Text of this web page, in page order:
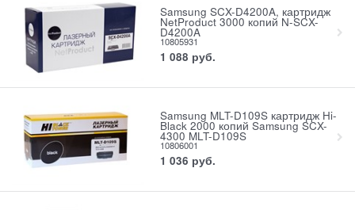
Samsung SCX-D4200A, картридж
NetProduct 3000 копий N-SCX-
D4200A
10805931
1 088 руб.
Samsung MLT-D109S картридж Hi-
Black 2000 копий Samsung SCX-
4300 MLT-D109S
10806001
1 036 руб.